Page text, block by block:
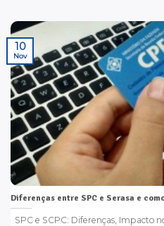
Diferenças entre SPC e Serasa e
SPC e SCPC: Diferenças, Impacto
10
Nov